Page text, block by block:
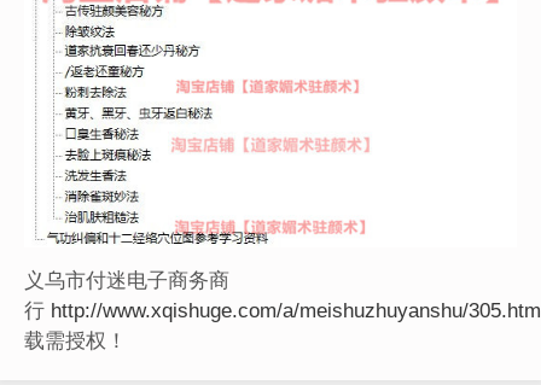
义乌市付迷电子商务商
行 http://www.xqishuge.com/a/meishuzhuyanshu/
载需授权！